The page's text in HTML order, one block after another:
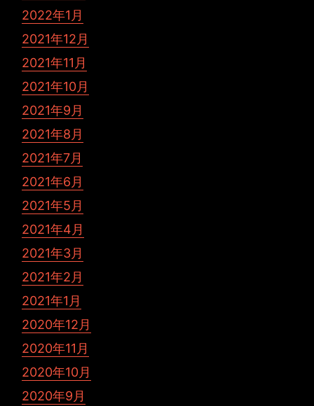
2022年1月
2021年12月
2021年11月
2021年10月
2021年9月
2021年8月
2021年7月
2021年6月
2021年5月
2021年4月
2021年3月
2021年2月
2021年1月
2020年12月
2020年11月
2020年10月
2020年9月